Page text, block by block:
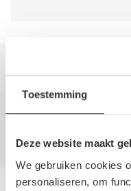
Toestemming
Deze website maakt
We gebruiken cookies
personaliseren, om
Schrijf een